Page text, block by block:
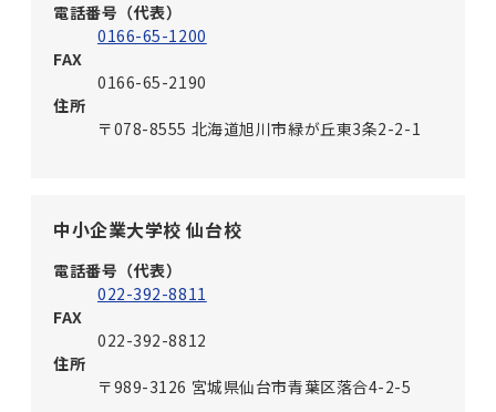
電話番号（代表）
0166-65-1200
FAX
0166-65-2190
住所
〒078-8555 北海道旭川市緑が丘東3条2-2-1
中小企業大学校 仙台校
電話番号（代表）
022-392-8811
FAX
022-392-8812
住所
〒989-3126 宮城県仙台市青葉区落合4-2-5